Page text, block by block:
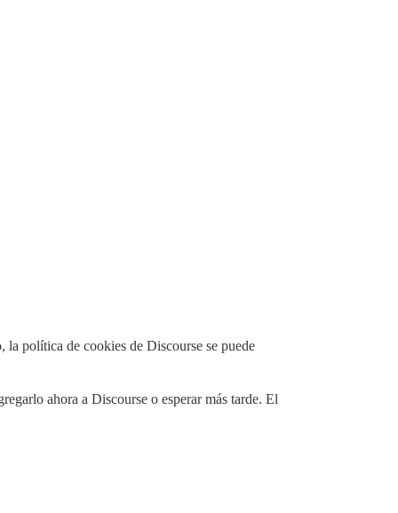
política de cookies de Discourse se puede
ahora a Discourse o esperar más tarde. El